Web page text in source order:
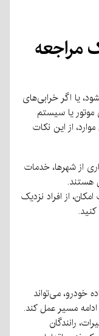
مراجعه
یا اگر خرابی‌های
موتور یا سیستم
از این نکات
از شهرها، خدمات
هستند.
از افراد نزدیک
خودرو، می‌تواند
مسیر عمل کند.
رانندگان